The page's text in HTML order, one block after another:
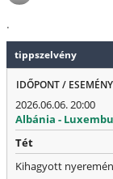
.
tippszelvény
IDŐPONT / ESEMÉNY
2026.06.06. 20:00
Albánia -
Tét
Kihagyott